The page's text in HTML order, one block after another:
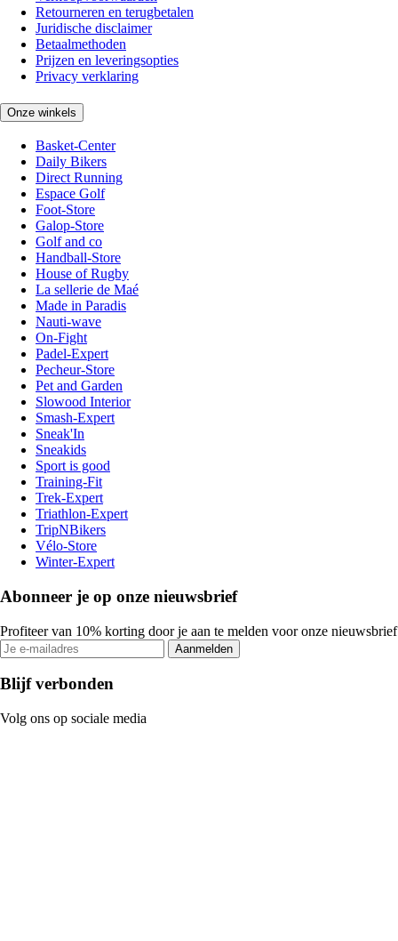
Retourneren en terugbetalen
Juridische disclaimer
Betaalmethoden
Prijzen en leveringsopties
Privacy verklaring
Onze winkels
Basket-Center
Daily Bikers
Direct Running
Espace Golf
Foot-Store
Galop-Store
Golf and co
Handball-Store
House of Rugby
La sellerie de Maé
Made in Paradis
Nauti-wave
On-Fight
Padel-Expert
Pecheur-Store
Pet and Garden
Slowood Interior
Smash-Expert
Sneak'In
Sneakids
Sport is good
Training-Fit
Trek-Expert
Triathlon-Expert
TripNBikers
Vélo-Store
Winter-Expert
Abonneer je op onze nieuwsbrief
Profiteer van 10% korting door je aan te melden voor onze nieuwsbrief
Aanmelden
Blijf verbonden
Volg ons op sociale media